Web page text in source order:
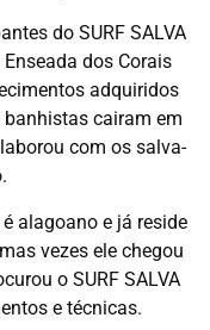
do SURF SALVA
Enseada dos Corais
adquiridos
cairam em
com os salva-
alagoano e já reside
vezes ele chegou
o SURF SALVA
e técnicas.